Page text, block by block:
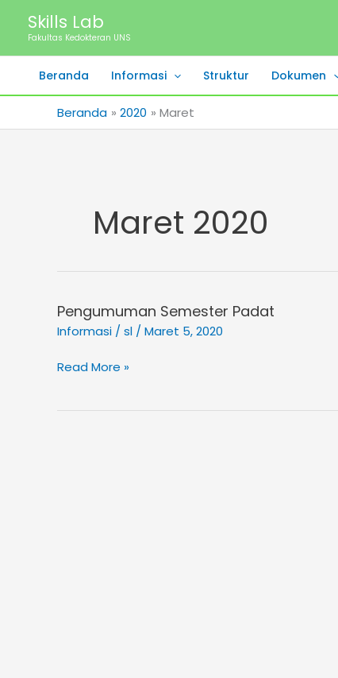
Skills Lab
Fakultas Kedokteran UNS
Beranda Informasi Struktur Dokumen
Beranda 2020 Maret
Maret 2020
Pengumuman Semester Padat
Informasi / sl / Maret 5, 2020
Pengumuman
Semester
Read More »